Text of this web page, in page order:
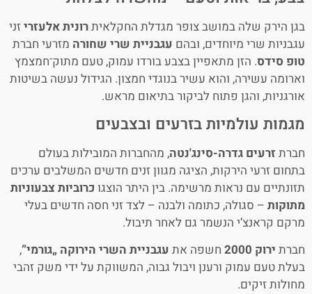
בגן הירק שלה במושב צופר מגדלת החקלאיתרונית אלעזריזני
עגבניות שרי מיוחדים, ובהם עגבניית שרי שחורה מזרעי חברת
טופ סידס. הזן מתאפיין בצבע בורדו עמוק, טעם מתוק־חמצמץ
וארומה עשירה, והוא עשיר בנוגדי חמצון. הגידול נעשה בשיטות
אורגניות, והגן פתוח לביקור בתיאום מראש.
מגמות עולמיות בזרעים ובצבעים
חברת זרעים גדרה-סינג'נטה, מהחברות המובילות בעולם
בתחום זרעי הירקות, הציגה מגוון זנים חדשים המשלבים ערכים
תזונתיים עם נראות מרשימה. בין היתר הוצגו כרוביות צבעוניות
מתוקות – סגולה, כתומה ולבנה – לצד זני חסה חדשים בעלי
מרקם קראנצ’י הנשמר גם לאחר תיבול.
חברת ירוק 2000 חשפה את עגבניית השרי הירוקה „גורמי”,
בעלת טעם עמוק ורענן ויבול גבוה, המשווקת על ידי משק זהבי
מחולות זיקים.